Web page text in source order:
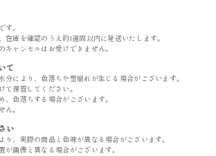
す。
在庫を確認のうえ約1週間以内に発送いたします。
キャンセルはお受けできません。
て
分により、色落ちや型崩れが生じる場合がございます。
て保管してください。
、色落ちする場合がございます。
ん。
い
り、実際の商品と色味が異なる場合がございます。
が画像と異なる場合がございます。